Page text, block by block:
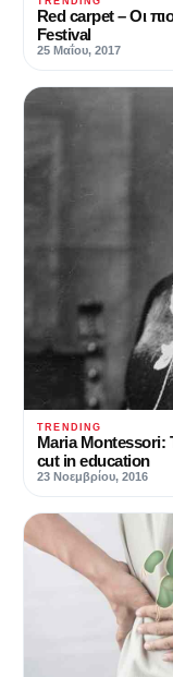
Red carpet – Οι
Festival
25 Μαΐου, 2017
TRENDING
Maria Montessori:
cut in education
23 Νοεμβρίου, 2016